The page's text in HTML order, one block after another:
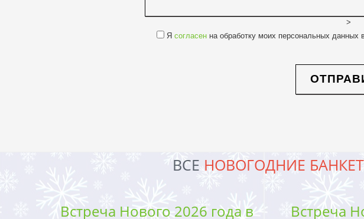
>
Я согласенна обработку моих персональных данных
ВСЕ НОВОГОДНИЕ
Встреча Нового 2026 года в Встреча